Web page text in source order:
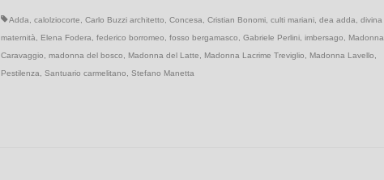
Adda calolziocorte Carlo Buzzi architetto Concesa Cristian Bonomi, culti mariani, dea adda
divina
maternità
Elena Fodera federico borromeo fosso bergamasco Gabriele Perlini, imbersago
Madonna
Caravaggio
madonna del bosco Madonna del Latte Madonna Lacrime Treviglio Madonna Lavello
Pestilenza
Santuario carmelitano Stefano Manetta